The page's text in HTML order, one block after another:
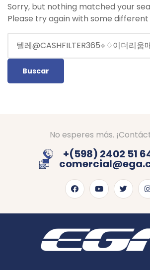
Sorry, but nothing matched your
Please try again with some
No esperes más.
+(598) 2402 51